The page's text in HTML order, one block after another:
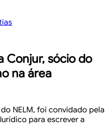
Conjur, sócio do
na área
NELM, foi convidado pela
para escrever a